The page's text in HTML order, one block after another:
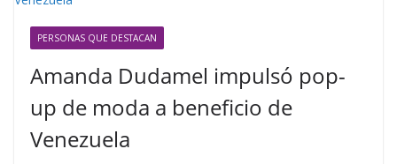
PERSONAS QUE DESTACAN
Amanda Dudamel impulsó pop-
up de moda a beneficio de
Venezuela